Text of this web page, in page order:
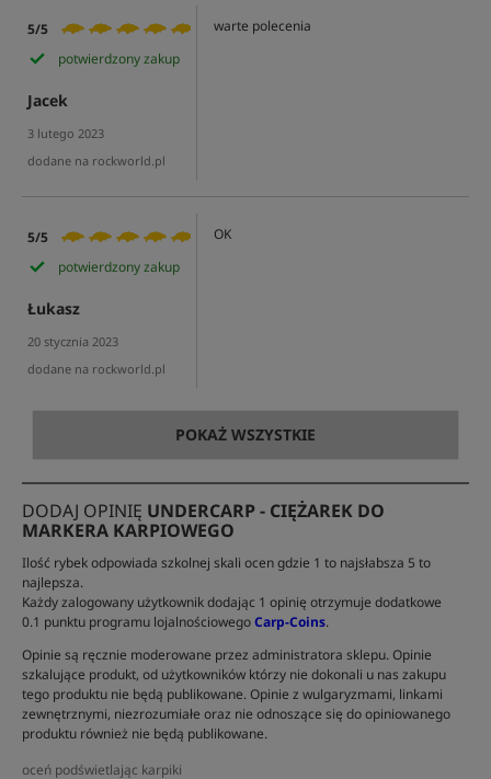
5/5
potwierdzony zakup
Jacek
3 lutego 2023
dodane na rockworld.pl
warte polecenia
5/5
potwierdzony zakup
Łukasz
20 stycznia 2023
dodane na rockworld.pl
OK
POKAŻ WSZYSTKIE
DODAJ OPINIĘ UNDERCARP - CIĘŻAREK DO
MARKERA KARPIOWEGO
Ilość rybek odpowiada szkolnej skali ocen gdzie 1 to najsłabsza 5 to
najlepsza.
Każdy zalogowany użytkownik dodając 1 opinię otrzymuje dodatkowe
0.1 punktu programu lojalnościowegoCarp-Coins.
Opinie są ręcznie moderowane przez administratora sklepu. Opinie
szkalujące produkt, od użytkowników którzy nie dokonali u nas zakupu
tego produktu nie będą publikowane. Opinie z wulgaryzmami, linkami
zewnętrznymi, niezrozumiałe oraz nie odnoszące się do opiniowanego
produktu również nie będą publikowane.
oceń podświetlając karpiki